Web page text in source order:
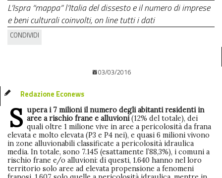
L’Ispra “mappa” l’Italia del dissesto e il numero di imprese
e beni culturali coinvolti, on line tutti i dati
CONDIVIDI
03/03/2016
Redazione Econews
S upera i 7 milioni il numero degli abitanti residenti in
aree a rischio frane e alluvioni(12% del totale), dei
quali oltre 1 milione vive in aree a pericolosità da frana
elevata e molto elevata (P3 e P4 nei), e quasi 6 milioni vivono
in zone alluvionabili classificate a pericolosità idraulica
media. In totale, sono 7.145 (esattamente l’88,3%), i comuni a
rischio frane e/o alluvioni: di questi, 1.640 hanno nel loro
territorio solo aree ad elevata propensione a fenomeni